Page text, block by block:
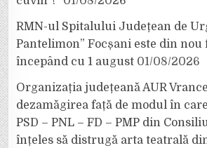
RMN-ul Spitalului Județean de
Pantelimon” Focșani este din
începând cu 1 august 01/08/2026
Organizația județeană AUR
dezamăgirea față de modul în
PSD – PNL – FD – PMP din
înțeles să distrugă arta teatrală